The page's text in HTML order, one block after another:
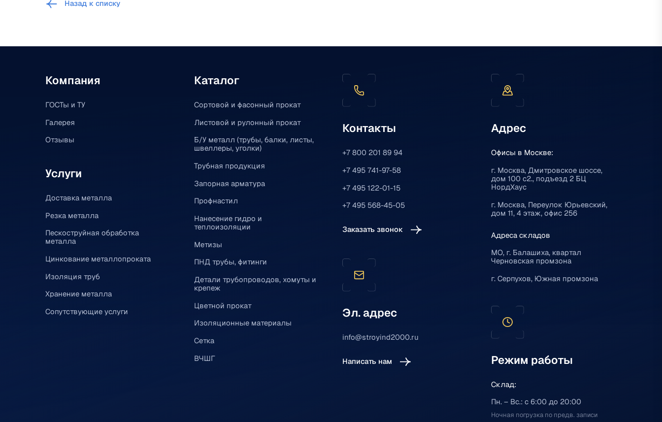
Назад к списку
Компания
ГОСТы и ТУ
Галерея
Отзывы
Услуги
Доставка металла
Резка металла
Пескоструйная обработка
металла
Цинкование металлопроката
Изоляция труб
Хранение металла
Сопутствующие услуги
Каталог
Сортовой и фасонный прокат
Листовой и рулонный прокат
Б/У металл (трубы, балки, листы,
швеллеры, уголки)
Трубная продукция
Запорная арматура
Профнастил
Нанесение гидро и
теплоизоляции
Метизы
ПНД трубы, фитинги
Детали трубопроводов, хомуты и
крепеж
Цветной прокат
Изоляционные материалы
Сетка
ВЧШГ
Контакты
+7 800 201 89 94
+7 495 741-97-58
+7 495 122-01-15
+7 495 568-45-05
Заказать звонок
Эл. адрес
info@stroyind2000.ru
Написать нам
Адрес
Офисы в Москве:
г. Москва, Дмитровское шоссе,
дом 100 с2., подъезд 2 БЦ
НордХаус
г. Москва, Переулок Юрьевский,
дом 11, 4 этаж, офис 256
Адреса складов
МО, г. Балашиха, квартал
Черновская промзона
г. Серпухов, Южная промзона
Режим работы
Склад:
Пн. – Вс.: с 6:00 до 20:00
Ночная погрузка по предв. записи